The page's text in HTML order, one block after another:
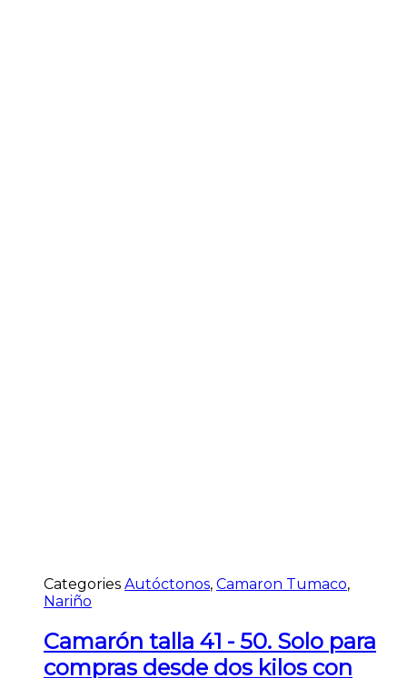
Categories Autóctonos, Camaron Tumaco,
Nariño
Camarón talla 41 - 50. Solo para
compras desde dos kilos con